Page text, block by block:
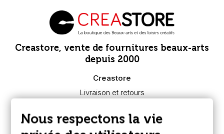
Creastore, vente de fournitures beaux-arts
depuis 2000
Creastore
Livraison et retours
Paiement sécurisé
FAQ
Nous respectons la vie